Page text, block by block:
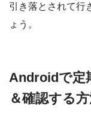
引き落とされて行
ょう。
Androidで定
＆確認する